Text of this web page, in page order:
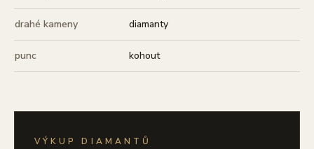
drahé kameny diamanty
punc kohout
VÝKUP DIAMANTŮ